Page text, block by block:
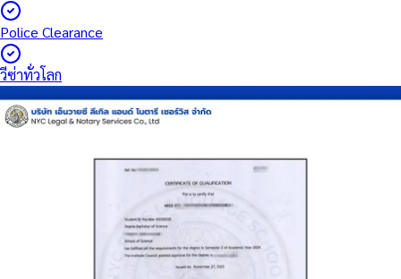
Police Clearance
วีซ่าทั่วโลก